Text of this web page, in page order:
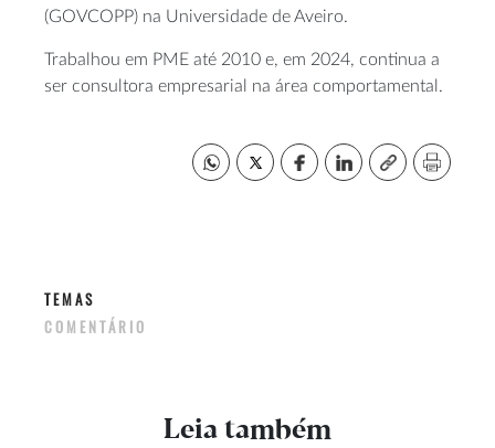
(GOVCOPP) na Universidade de Aveiro.
Trabalhou em PME até 2010 e, em 2024, continua a
ser consultora empresarial na área comportamental.
TEMAS
COMENTÁRIO
Leia também